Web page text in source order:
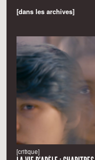
[dans les archives]
[critique]